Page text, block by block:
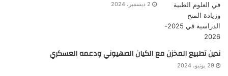
2 ديسمبر، 2024
ندين تطبيع المخزن مع الكيان الصهيوني ودعمه العسكري
29 يونيو، 2024